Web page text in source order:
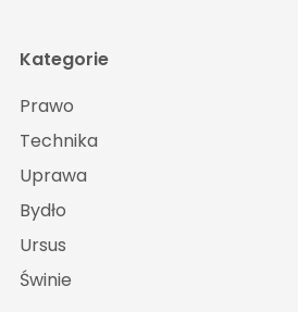
Kategorie
Prawo
Technika
Uprawa
Bydło
Ursus
Świnie